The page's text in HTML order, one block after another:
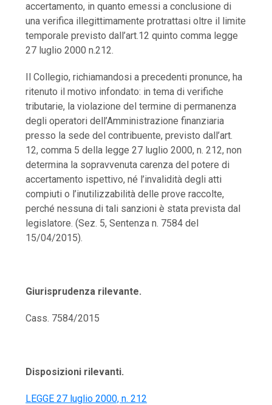
accertamento, in quanto emessi a conclusione di
una verifica illegittimamente protrattasi oltre il limite
temporale previsto dall’art.12 quinto comma legge
27 luglio 2000 n.212.
Il Collegio, richiamandosi a precedenti pronunce, ha
ritenuto il motivo infondato: in tema di verifiche
tributarie, la violazione del termine di permanenza
degli operatori dell’Amministrazione finanziaria
presso la sede del contribuente, previsto dall’art.
12, comma 5 della legge 27 luglio 2000, n. 212, non
determina la sopravvenuta carenza del potere di
accertamento ispettivo, né l’invalidità degli atti
compiuti o l’inutilizzabilità delle prove raccolte,
perché nessuna di tali sanzioni è stata prevista dal
legislatore. (Sez. 5, Sentenza n. 7584 del
15/04/2015).
Giurisprudenza rilevante.
Cass. 7584/2015
Disposizioni rilevanti.
LEGGE 27 luglio 2000, n. 212